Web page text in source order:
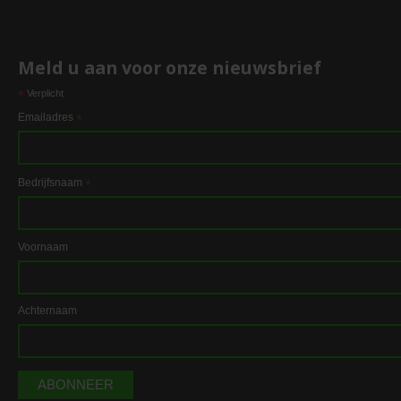
Meld u aan voor onze nieuwsbrief
* Verplicht
Emailadres *
Bedrijfsnaam *
Voornaam
Achternaam